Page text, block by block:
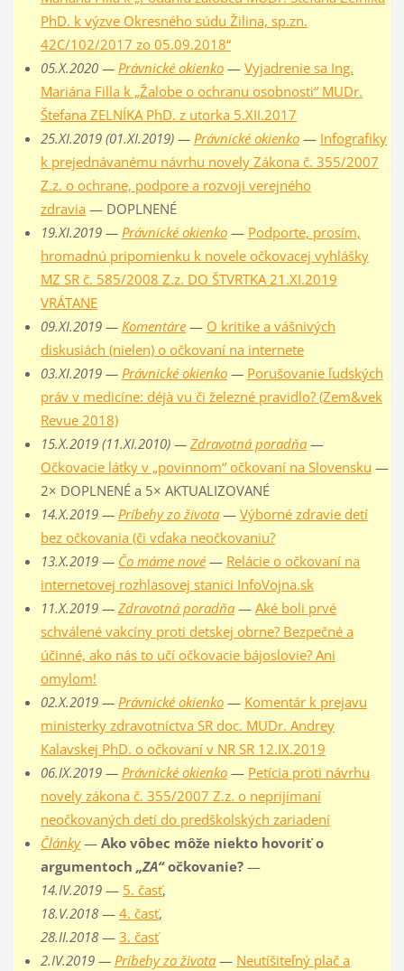
PhD. k výzve Okresného súdu Žilina, sp.zn.
42C/102/2017 zo 05.09.2018“
05.X.2020 — Právnické okienko— Vyjadrenie sa Ing.
Mariána Filla k „Žalobe o ochranu osobnosti“ MUDr.
Štefana ZELNÍKA PhD. z utorka 5.XII.2017
25.XI.2019 (01.XI.2019) — Právnické okienko— Infografiky
k prejednávanému návrhu novely Zákona č. 355/2007
Z.z. o ochrane, podpore a rozvoji verejného
zdravia — DOPLNENÉ
19.XI.2019 — Právnické okienko— Podporte, prosím,
hromadnú pripomienku k novele očkovacej vyhlášky
MZ SR č. 585/2008 Z.z. DO ŠTVRTKA 21.XI.2019
VRÁTANE
09.XI.2019 — Komentáre— O kritike a vášnivých
diskusiách (nielen) o očkovaní na internete
03.XI.2019 — Právnické okienko— Porušovanie ľudských
práv v medicíne: déjà vu či železné pravidlo? (Zem&vek
Revue 2018)
15.X.2019 (11.XI.2010) — Zdravotná poradňa—
Očkovacie látky v „povinnom“ očkovaní na Slovensku —
2× DOPLNENÉ a 5× AKTUALIZOVANÉ
14.X.2019 — Príbehy zo života— Výborné zdravie detí
bez očkovania (či vďaka neočkovaniu?
13.X.2019 — Čo máme nové— Relácie o očkovaní na
internetovej rozhlasovej stanici InfoVojna.sk
11.X.2019 — Zdravotná poradňa— Aké boli prvé
schválené vakcíny proti detskej obrne? Bezpečné a
účinné, ako nás to učí očkovacie bájoslovie? Ani
omylom!
02.X.2019 — Právnické okienko— Komentár k prejavu
ministerky zdravotníctva SR doc. MUDr. Andrey
Kalavskej PhD. o očkovaní v NR SR 12.IX.2019
06.IX.2019 — Právnické okienko— Petícia proti návrhu
novely zákona č. 355/2007 Z.z. o neprijímaní
neočkovaných detí do predškolských zariadení
Články— Ako vôbec môže niekto hovoriť o
argumentoch „ZA“očkovanie?—
14.IV.2019— 5. časť,
18.V.2018— 4. časť,
28.II.2018— 3. časť
2.IV.2019 — Príbehy zo života— Neutíšiteľný plač a